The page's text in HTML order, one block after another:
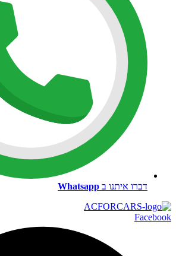
דברו איתנו ב Whatsapp
Facebook